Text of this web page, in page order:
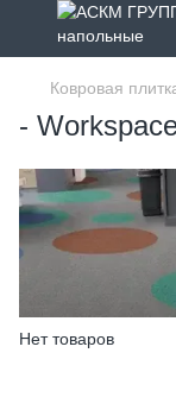
Ковровая
-
Нет товаров